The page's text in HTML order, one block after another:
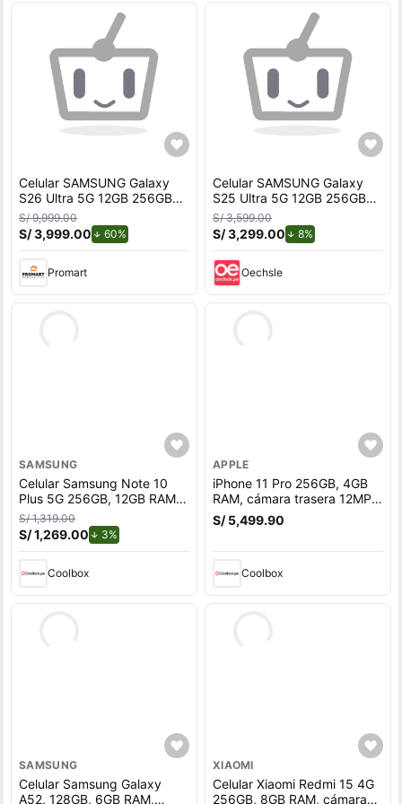
Celular SAMSUNG Galaxy
S26 Ultra 5G 12GB 256GB
Azul
S/ 9,999.00
S/ 3,999.00 60%
Promart
Celular SAMSUNG Galaxy
S25 Ultra 5G 12GB 256GB
White Silver
S/ 3,599.00
S/ 3,299.00 8%de descuento.
Oechsle
SAMSUNG
Celular Samsung Note 10
Plus 5G 256GB, 12GB RAM,
cámara trasera 12MP, frontal
10MP, 6.8"", AuroraGlow
S/ 1,319.00
S/ 1,269.00 3%
Coolbox
APPLE
iPhone 11 Pro 256GB, 4GB
RAM, cámara trasera 12MP y
frontal 12MP, 5.8"", A13
Bionic, negro
S/ 5,499.90
Coolbox
SAMSUNG
Celular Samsung Galaxy
A52, 128GB, 6GB RAM,
XIAOMI
Celular Xiaomi Redmi 15 4G
256GB, 8GB RAM, cámara